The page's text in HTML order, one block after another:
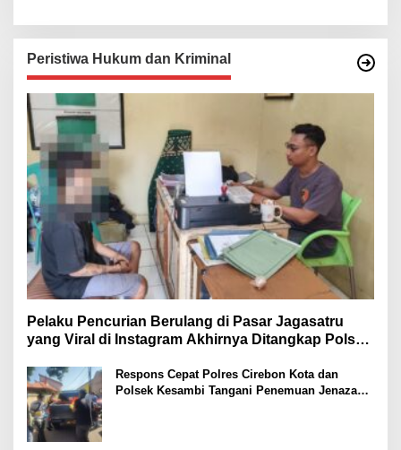
Peristiwa Hukum dan Kriminal
Pelaku Pencurian Berulang di Pasar Jagasatru
yang Viral di Instagram Akhirnya Ditangkap Polsek
Respons Cepat Polres Cirebon Kota dan
Polsek Kesambi Tangani Penemuan Jenazah